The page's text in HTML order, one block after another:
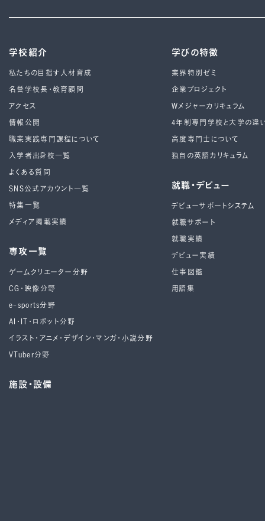
学校紹介
私たちの目指す人材育成
名誉学校長・教育顧問
アクセス
情報公開
職業実践専門課程について
入学者出身校一覧
よくある質問
SNS公式アカウント一覧
特集一覧
メディア掲載実績
専攻一覧
ゲームクリエーター分野
CG・映像分野
e-sports分野
AI・IT・ロボット分野
イラスト・アニメ・デザイン・マンガ・小説分野
VTuber分野
施設・設備
学びの特徴
業界特別ゼミ
企業プロジェクト
Wメジャーカリキュラム
4年制専⾨学校と⼤学の違
高度専門士について
独自の英語カリキュラム
就職・デビュー
デビューサポートシステム
就職サポート
就職実績
デビュー実績
仕事図鑑
用語集